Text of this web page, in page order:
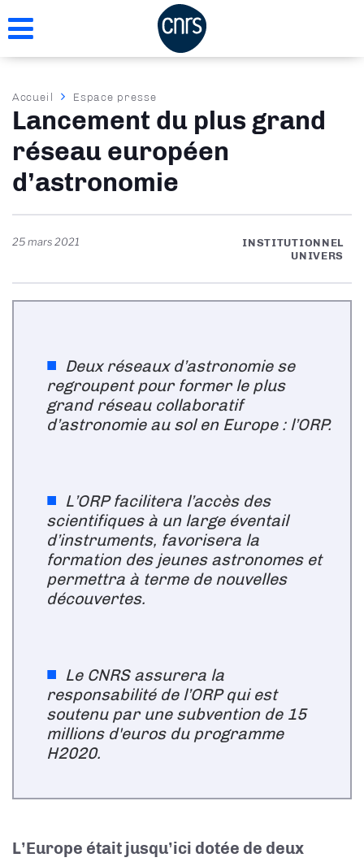
au
Fil
d'Ariane
Accueil Espace presse
Lancement du plus grand
réseau européen
d’astronomie
25 mars 2021
INSTITUTIONNEL
UNIVERS
Deux réseaux d’astronomie se
regroupent pour former le plus
grand réseau collaboratif
d’astronomie au sol en Europe : l’ORP.
L’ORP facilitera l’accès des
scientifiques à un large éventail
d’instruments, favorisera la
formation des jeunes astronomes et
permettra à terme de nouvelles
découvertes.
Le CNRS assurera la
responsabilité de l’ORP qui est
soutenu par une subvention de 15
millions d'euros du programme
H2020.
L’Europe était jusqu’ici dotée de deux